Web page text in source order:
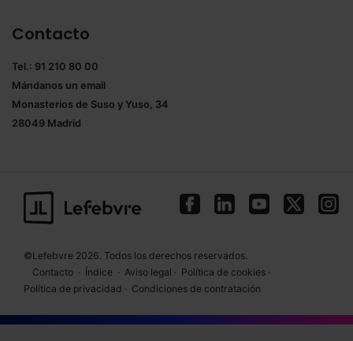
Contacto
Tel.: 91 210 80 00
Mándanos un email
Monasterios de Suso y Yuso, 34
28049 Madrid
©Lefebvre 2026. Todos los derechos reservados.
Contacto · Índice · Aviso legal · Política de cookies ·
Política de privacidad · Condiciones de contratación